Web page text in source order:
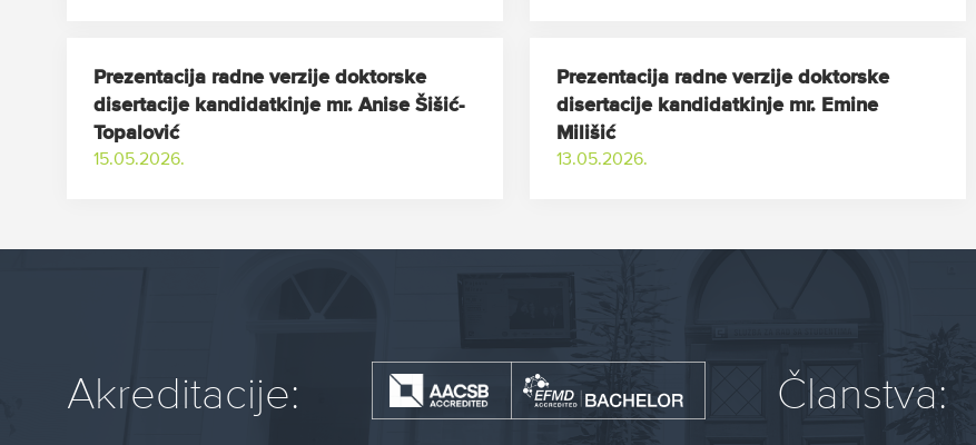
Prezentacija radne verzije doktorske
disertacije kandidatkinje mr. Anise Šišić-
Topalović
15.05.2026.
Prezentacija radne verzije doktorske
disertacije kandidatkinje mr. Emine
Milišić
13.05.2026.
Akreditacije: Članstva: